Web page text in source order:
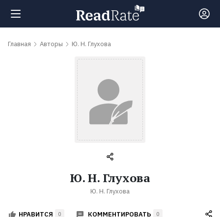
Поиск
обсуждаемые
Главная Авторы Ю. Н. Глухова
Ю. Н. Глухова
Ю. Н. Глухова
НРАВИТСЯ 0 КОММЕНТИРОВАТЬ 0